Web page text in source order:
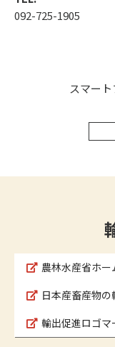
092-725-1905
スマー
農林水産省ホー
日本産畜産物
輸出促進ロゴマ